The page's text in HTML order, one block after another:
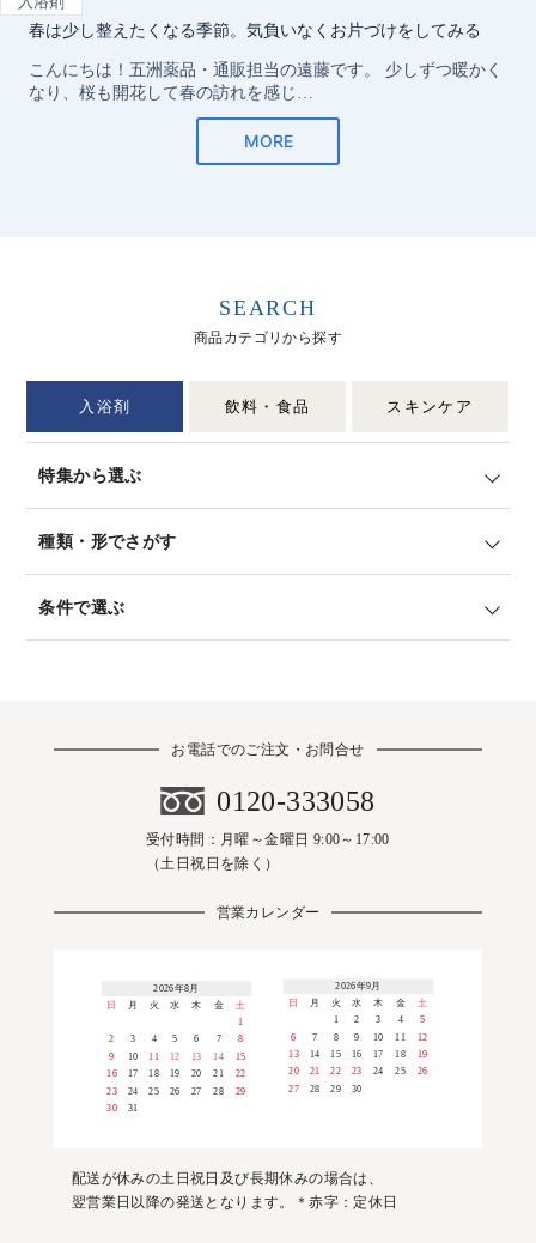
SEARCH
商品カテゴリから探す
入浴剤 飲料・食品 スキンケア
特集から選ぶ
種類・形でさがす
条件で選ぶ
お電話でのご注文・お問合せ
0120-333058
受付時間：月曜～金曜日 9:00～17:00
（土日祝日を除く）
営業カレンダー
2026年8月
日
月 火 水 木 金
土
1
2
3 4 5 6 7 8
9 10 11 12 13 14 15
16 17 18 19 20 21
22
23
24 25 26 27 28
29
30
31
2026年9月
日 月 火 水 木 金 土
1 2 3 4
5
6
7 8 9 10 11
12
13
14 15 16 17 18
19
20
21 22 23 24 25 26
27 28 29 30
配送が休みの土日祝日及び長期休みの場合は、
翌営業日以降の発送となります。＊赤字：定休日